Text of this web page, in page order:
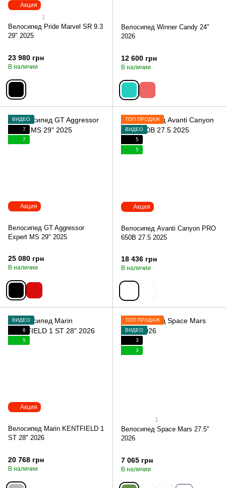
Акция
1
Велосипед Pride Marvel SR 9.3
29" 2025
23 980 грн
В наличии
Велосипед Winner Candy 24"
2026
12 600 грн
В наличии
Акция
ВИДЕО
7
7
Велосипед GT Aggressor
Expert MS 29" 2025
25 080 грн
В наличии
Акция
ТОП ПРОДАЖ
ВИДЕО
5
5
Велосипед Avanti Canyon PRO
650B 27.5 2025
18 436 грн
В наличии
Акция
ВИДЕО
6
5
Велосипед Marin KENTFIELD 1
ST 28" 2026
20 768 грн
В наличии
ТОП ПРОДАЖ
ВИДЕО
3
3
1
Велосипед Space Mars 27.5''
2026
7 065 грн
В наличии